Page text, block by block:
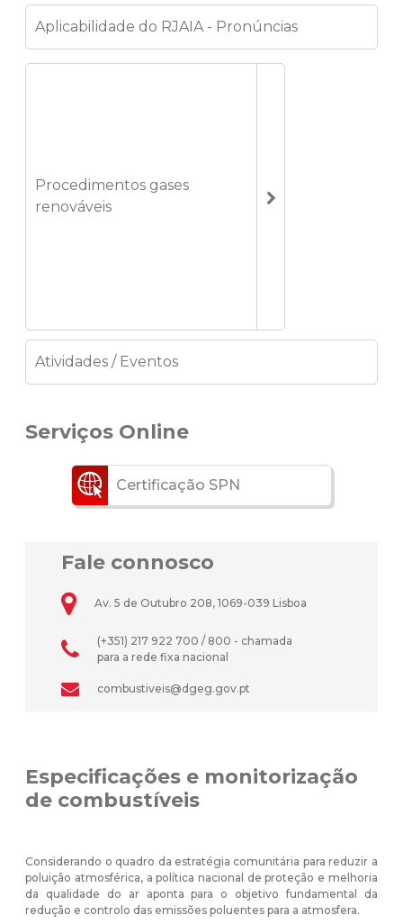
Aplicabilidade do RJAIA - Pronúncias
Procedimentos gases
renováveis
Atividades / Eventos
Serviços Online
Certificação SPN
Fale connosco
Av. 5 de Outubro 208, 1069-039 Lisboa
(+351) 217 922 700 / 800 - chamada
para a rede fixa nacional
combustiveis@dgeg.gov.pt
Especificações e monitorização
de combustíveis
Considerando o quadro da estratégia comunitária para reduzir a
poluição atmosférica, a política nacional de proteção e melhoria
da qualidade do ar aponta para o objetivo fundamental da
redução e controlo das emissões poluentes para a atmosfera.